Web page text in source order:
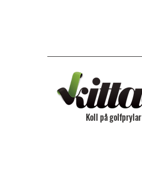
Koll på golfprylar